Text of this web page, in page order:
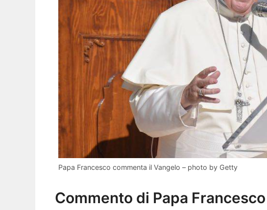
Papa Francesco commenta il Vangelo – photo by Getty
Commento di Papa Francesco